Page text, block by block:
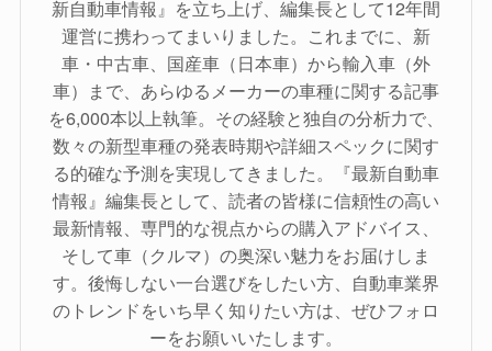
新自動車情報』を立ち上げ、編集長として12年間
運営に携わってまいりました。これまでに、新
車・中古車、国産車（日本車）から輸入車（外
車）まで、あらゆるメーカーの車種に関する記事
を6,000本以上執筆。その経験と独自の分析力で、
数々の新型車種の発表時期や詳細スペックに関す
る的確な予測を実現してきました。『最新自動車
情報』編集長として、読者の皆様に信頼性の高い
最新情報、専門的な視点からの購入アドバイス、
そして車（クルマ）の奥深い魅力をお届けしま
す。後悔しない一台選びをしたい方、自動車業界
のトレンドをいち早く知りたい方は、ぜひフォロ
ーをお願いいたします。